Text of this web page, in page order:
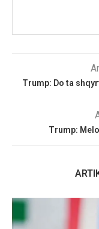
Trump: Do ta
Trump: